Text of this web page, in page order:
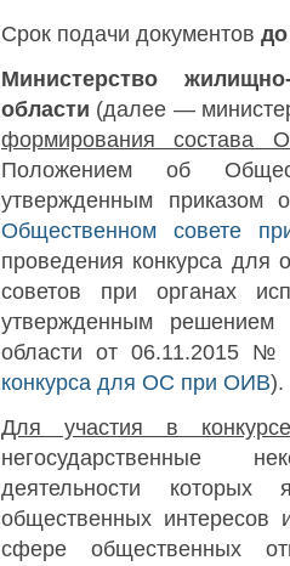
Срок подачи документов
Министерство
области (далее —
формирования состава
Положением об
утвержденным
Общественном совете
проведения конкурса для
советов при органах
утвержденным решением
области от 06.11.2015
конкурса для ОС при ОИВ).
Для участия в конкурсе
негосударственные
деятельности которых
общественных интересов
сфере общественных